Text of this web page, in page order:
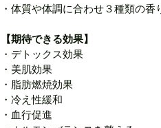
・体質や体調に合わせ３種類の香
【期待できる効果】
・デトックス効果
・美肌効果
・脂肪燃焼効果
・冷え性緩和
・血行促進